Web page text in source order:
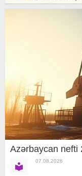
Azərbaycan nefti
07.08.2026